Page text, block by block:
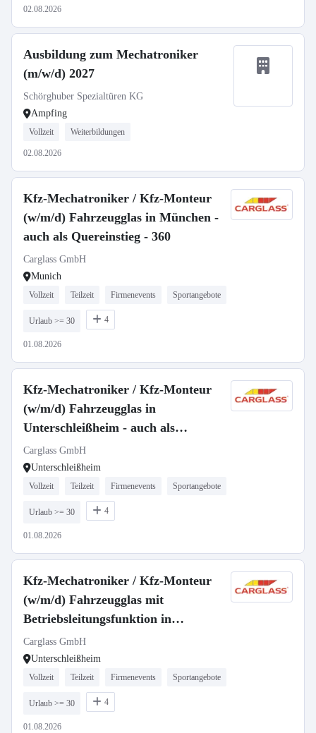
02.08.2026
Ausbildung zum Mechatroniker
(m/w/d) 2027
Schörghuber Spezialtüren KG
Ampfing
Vollzeit Weiterbildungen
02.08.2026
Kfz-Mechatroniker / Kfz-Monteur
(w/m/d) Fahrzeugglas in München -
auch als Quereinstieg - 360
Carglass GmbH
Munich
Vollzeit Teilzeit Firmenevents Sportangebote
Urlaub >= 30 4
01.08.2026
Kfz-Mechatroniker / Kfz-Monteur
(w/m/d) Fahrzeugglas in
Unterschleißheim - auch als
Quereinstieg - 3030
Carglass GmbH
Unterschleißheim
Vollzeit Teilzeit Firmenevents Sportangebote
Urlaub >= 30 4
01.08.2026
Kfz-Mechatroniker / Kfz-Monteur
(w/m/d) Fahrzeugglas mit
Betriebsleitungsfunktion in
Unterschleißheim - 3030
Carglass GmbH
Unterschleißheim
Vollzeit Teilzeit Firmenevents Sportangebote
Urlaub >= 30 4
01.08.2026